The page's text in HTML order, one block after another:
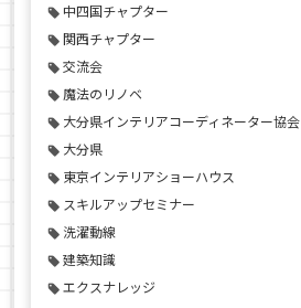
中四国チャプター
関西チャプター
交流会
魔法のリノベ
大分県インテリアコーディネーター協会
大分県
東京インテリアショーハウス
スキルアップセミナー
洗濯動線
建築知識
エクスナレッジ